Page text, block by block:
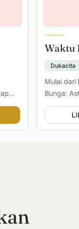
Waktu
Dukacita
Mulai dari
Bunga: